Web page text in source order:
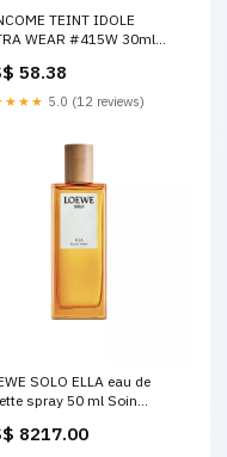
TEINT IDOLE
WEAR #415W 30ml
58.38
5.0 (12 reviews)
SOLO ELLA eau de
spray 50 ml Soin
8217.00